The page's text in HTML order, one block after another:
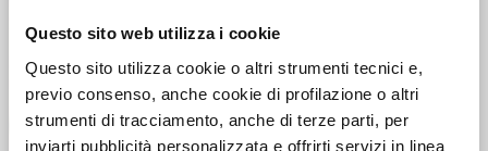
Questo sito web utilizza i cookie
Questo sito utilizza cookie o altri strumenti tecnici e,
previo consenso, anche cookie di profilazione o altri
strumenti di tracciamento, anche di terze parti, per
inviarti pubblicità personalizzata e offrirti servizi in linea